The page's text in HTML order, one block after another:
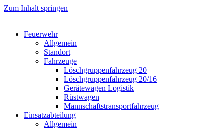
Zum Inhalt springen
Feuerwehr
Allgemein
Standort
Fahrzeuge
Löschgruppen­fahrzeug 20
Lösch­gruppen­fahrzeug 20/16
Geräte­wagen Logistik
Rüst­wagen
Mannschafts­transportfahrzeug
Einsatz­abteilung
Allgemein